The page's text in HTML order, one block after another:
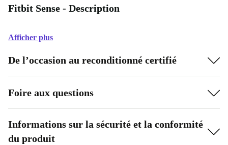
Fitbit Sense - Description
Afficher plus
De l’occasion au reconditionné certifié
Foire aux questions
Informations sur la sécurité et la conformité
du produit